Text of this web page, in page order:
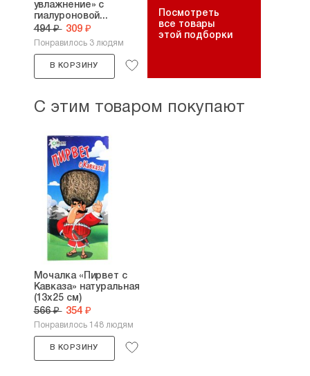
увлажнение» с
гиалуроновой...
494 ₽ 309 ₽
Понравилось 3 людям
В КОРЗИНУ
Посмотреть
все товары
этой подборки
С этим товаром покупают
Мочалка «Пирвет с
Кавказа» натуральная
(13х25 см)
566 ₽ 354 ₽
Понравилось 148 людям
В КОРЗИНУ